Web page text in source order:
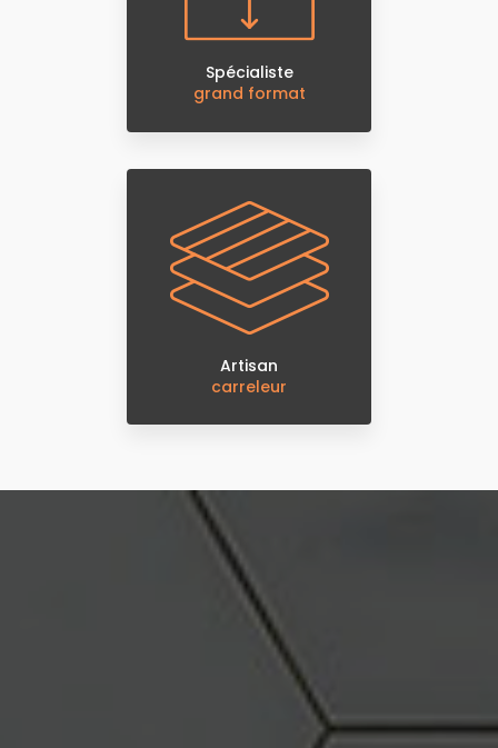
Spécialiste
grand format
Artisan
carreleur